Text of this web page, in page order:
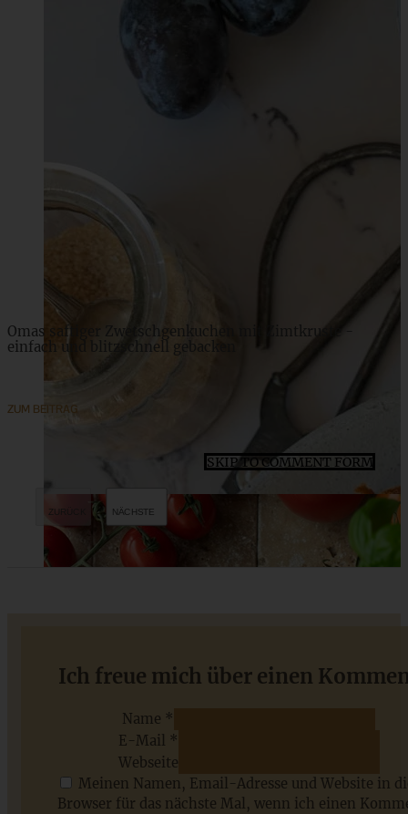
Schwedische Kanelbullar
Rezept für Franzbrötchen – das Hamburger Hefegebäck
Omas saftiger Zwetschgenkuchen mit Zimtkruste -
einfach und blitzschnell gebacken
ZUM BEITRAG
SKIP TO COMMENT FORM
Ich freue mich über einen
Name *
E-Mail *
Webseite
Meinen Namen, Email-Adresse und Website in
Browser für das nächste Mal, wenn ich einen